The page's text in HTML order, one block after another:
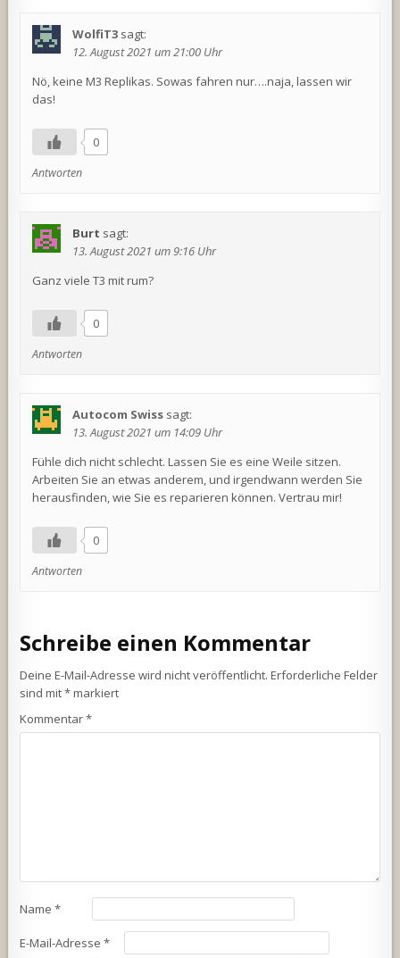
WolfiT3 sagt:
12. August 2021 um 21:00 Uhr
Nö, keine M3 Replikas. Sowas fahren nur….naja, lassen wir
das!
0
Antworten
Burt sagt:
13. August 2021 um 9:16 Uhr
Ganz viele T3 mit rum?
0
Antworten
Autocom Swiss sagt:
13. August 2021 um 14:09 Uhr
Fühle dich nicht schlecht. Lassen Sie es eine Weile sitzen.
Arbeiten Sie an etwas anderem, und irgendwann werden Sie
herausfinden, wie Sie es reparieren können. Vertrau mir!
0
Antworten
Schreibe einen Kommentar
Deine E-Mail-Adresse wird nicht veröffentlicht. Erforderliche Felder
sind mit*markiert
Kommentar*
Name*
E-Mail-Adresse*